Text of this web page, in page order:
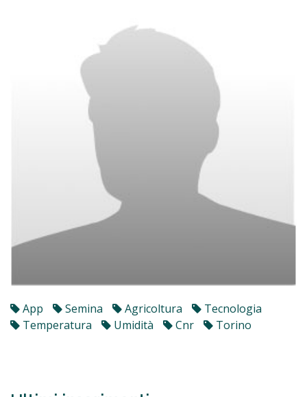
App Semina Agricoltura
Tecnologia
Temperatura
Umidità Cnr Torino